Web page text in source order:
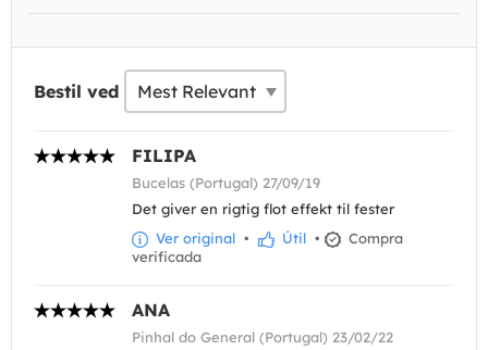
Bestil ved
FILIPA
Bucelas (Portugal) 27/09/19
Det giver en rigtig flot effekt til fester
Ver original • Útil •
Compra
verificada
ANA
Pinhal do General (Portugal) 23/02/22